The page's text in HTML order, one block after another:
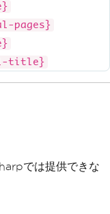
pages}
title}
では提供できな